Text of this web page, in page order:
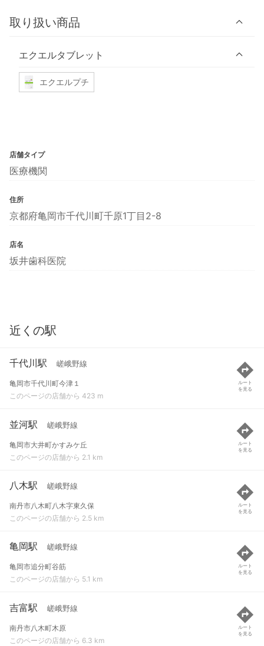
取り扱い商品
エクエルタブレット
エクエルプチ
店舗タイプ
医療機関
住所
京都府亀岡市千代川町千原1丁目2-8
店名
坂井歯科医院
近くの駅
千代川駅 嵯峨野線
亀岡市千代川町今津１
このページの店舗から 423 m
ルート
を見る
並河駅 嵯峨野線
亀岡市大井町かすみケ丘
このページの店舗から 2.1 km
ルート
を見る
八木駅 嵯峨野線
南丹市八木町八木字東久保
このページの店舗から 2.5 km
ルート
を見る
亀岡駅 嵯峨野線
亀岡市追分町谷筋
このページの店舗から 5.1 km
ルート
を見る
吉富駅 嵯峨野線
南丹市八木町木原
このページの店舗から 6.3 km
ルート
を見る